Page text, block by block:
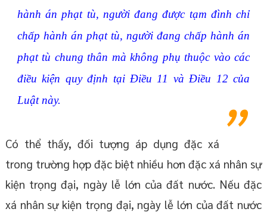
hành án phạt tù, người đang được tạm đình chỉ
chấp hành án phạt tù, người đang chấp hành án
phạt tù chung thân mà không phụ thuộc vào các
điều kiện quy định tại Điều 11 và Điều 12 của
Luật này.
Có thể thấy, đối tượng áp dụng đặc xá
trong trường hợp đặc biệt nhiều hơn đặc xá nhân sự
kiện trọng đại, ngày lễ lớn của đất nước. Nếu đặc
xá nhân sự kiện trọng đại, ngày lễ lớn của đất nước